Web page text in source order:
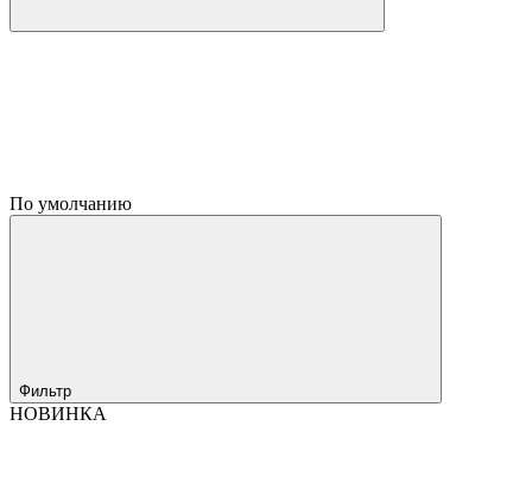
По умолчанию
Фильтр
НОВИНКА